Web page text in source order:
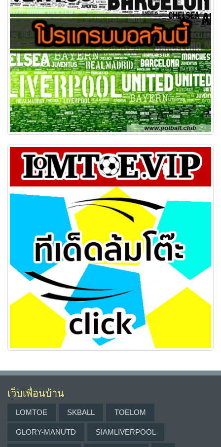
เว็บเพื่อนบ้าน
LOMTOE SKBALL TOELOM
GLORY-MANUTD SIAMLIVERPOOL